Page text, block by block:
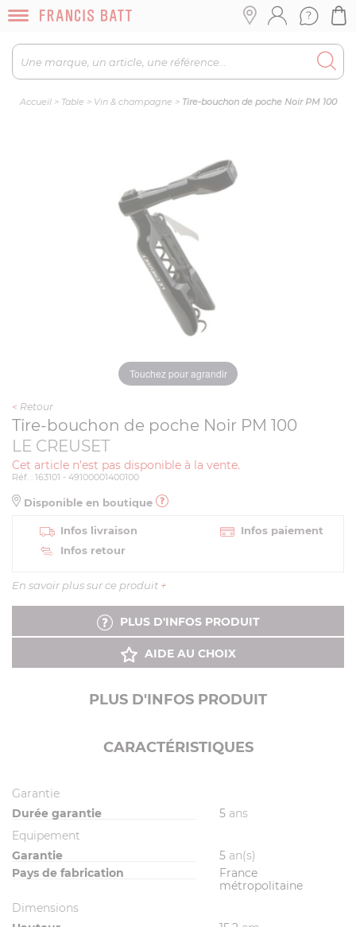
Accueil> Table > Vin & champagne > Tire-bouchon de poche Noir PM 100
Touchez pour agrandir
< Retour
Tire-bouchon de poche Noir PM 100
LE CREUSET
Cet article n'est pas disponible à la vente.
Réf. : 163101 - 49100001400100
Disponible en boutique
Infos livraison
Infos paiement
Infos retour
En savoir plus sur ce produit +
PLUS D'INFOS PRODUIT
AIDE AU CHOIX
PLUS D'INFOS PRODUIT
CARACTÉRISTIQUES
Garantie
Durée garantie
5 ans
Equipement
Garantie
5 an(s)
Pays de fabrication
France
métropolitaine
Dimensions